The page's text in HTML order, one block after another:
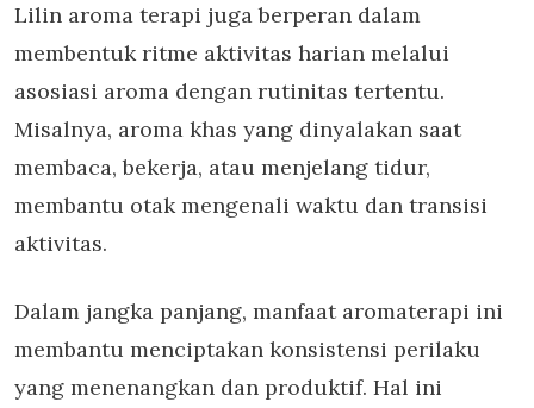
Lilin aroma terapi juga berperan dalam
membentuk ritme aktivitas harian melalui
asosiasi aroma dengan rutinitas tertentu.
Misalnya, aroma khas yang dinyalakan saat
membaca, bekerja, atau menjelang tidur,
membantu otak mengenali waktu dan transisi
aktivitas.
Dalam jangka panjang, manfaat aromaterapi ini
membantu menciptakan konsistensi perilaku
yang menenangkan dan produktif. Hal ini